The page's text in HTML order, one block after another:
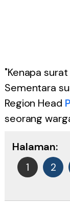
"Kenapa
Sementara
Region Head
seorang
Halaman:
1
2